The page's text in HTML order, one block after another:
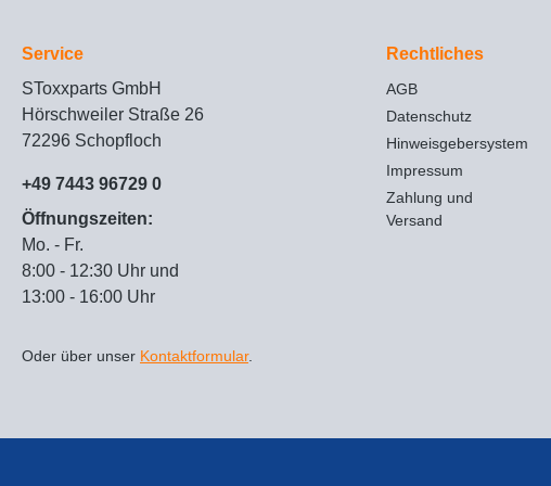
Service
SToxxparts GmbH
Hörschweiler Straße 26
72296 Schopfloch
+49 7443 96729 0
Öffnungszeiten:
Mo. - Fr.
8:00 - 12:30 Uhr und
13:00 - 16:00 Uhr
Oder über unser Kontaktformular.
Rechtliches
AGB
Datenschutz
Hinweisgebersystem
Impressum
Zahlung und
Versand